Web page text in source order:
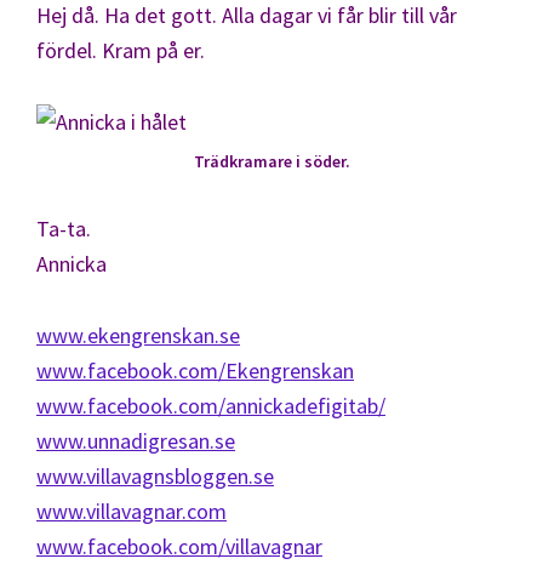
Hej då. Ha det gott. Alla dagar vi får blir till vår
fördel. Kram på er.
Trädkramare i söder.
Ta-ta.
Annicka
www.ekengrenskan.se
www.facebook.com/Ekengrenskan
www.facebook.com/annickadefigitab/
www.unnadigresan.se
www.villavagnsbloggen.se
www.villavagnar.com
www.facebook.com/villavagnar